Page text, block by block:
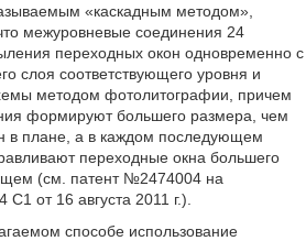
«каскадным методом»,
межуровневые соединения 24
переходных окон одновременно с
слоя соответствующего уровня и
методом фотолитографии, причем
формируют большего размера, чем
в плане, а в каждом последующем
переходные окна большего
(см. патент №2474004 на
от 16 августа 2011 г.).
способе использование